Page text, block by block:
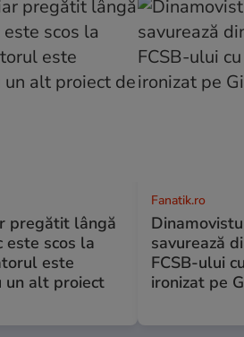
pregătit lângă
este scos la
este
un alt proiect
Fanatik.ro
savurează
FCSB-ului
ironizat pe